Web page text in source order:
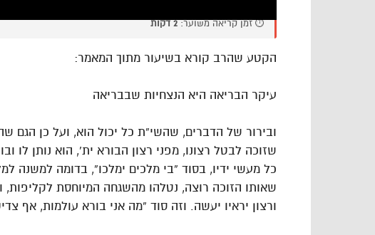
⏱️ זמן קריאה משוער:2 דקות
הקטע שהרב קורא בשיעור מתוך המאמר:
עיקר הבריאה היא הנצחיות שבבריאה
ובירור של הדברים, שהשי”ת כל יכול הוא, ועל כן הגם
שזוכה לבטל רצונו, מפני רצון הבורא ית’, הוא נותן
כל מעשי ידיו, בסוד “בי מלכים ימלכו”, בדומה למשנה
שאותו הזוכה רוצה, נטלהו מהשגחה המיוחסת לקליפות,
ורצון יראיו יעשה. וזה סוד “מה אני בורא עולמות, אף